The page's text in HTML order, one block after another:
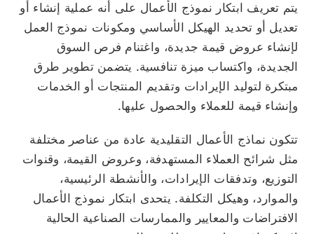
يتم تعريف ابتكار نموذج الأعمال على أنه عملية إنشاء أو
تعديل أو تحديد الهيكل الأساسي ومكونات نموذج العمل
لإنشاء عروض قيمة جديدة، واغتنام فرص السوق
الجديدة، واكتساب ميزة تنافسية. يتضمن تطوير طرق
مبتكرة لتوليد الإيرادات وتقديم المنتجات أو الخدمات
وإنشاء قيمة للعملاء والحصول عليها.
تتكون نماذج الأعمال التقليدية عادة من عناصر مختلفة
مثل شرائح العملاء المستهدفة، وعروض القيمة، وقنوات
التوزيع، وتدفقات الإيرادات، والأنشطة الرئيسية،
والموارد، وهيكل التكلفة. يتحدى ابتكار نموذج الأعمال
الافتراضات والمعايير والممارسات الصناعية الحالية